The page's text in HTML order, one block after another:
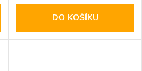
DO KOŠÍKU